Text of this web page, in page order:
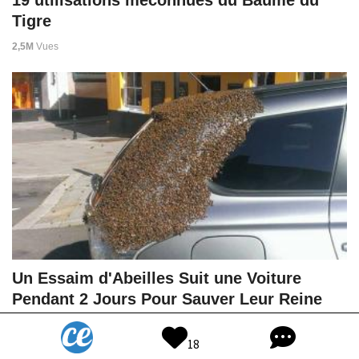
Tigre
2,5M Vues
Un Essaim d'Abeilles Suit une Voiture
Pendant 2 Jours Pour Sauver Leur Reine
Coincée Dans le Coffre.
18